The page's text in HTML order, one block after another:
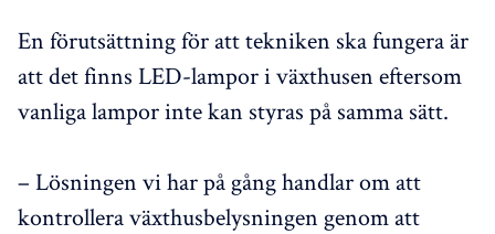
En förutsättning för att tekniken ska fungera är
att det finns LED-lampor i växthusen eftersom
vanliga lampor inte kan styras på samma sätt.
– Lösningen vi har på gång handlar om att
kontrollera växthusbelysningen genom att